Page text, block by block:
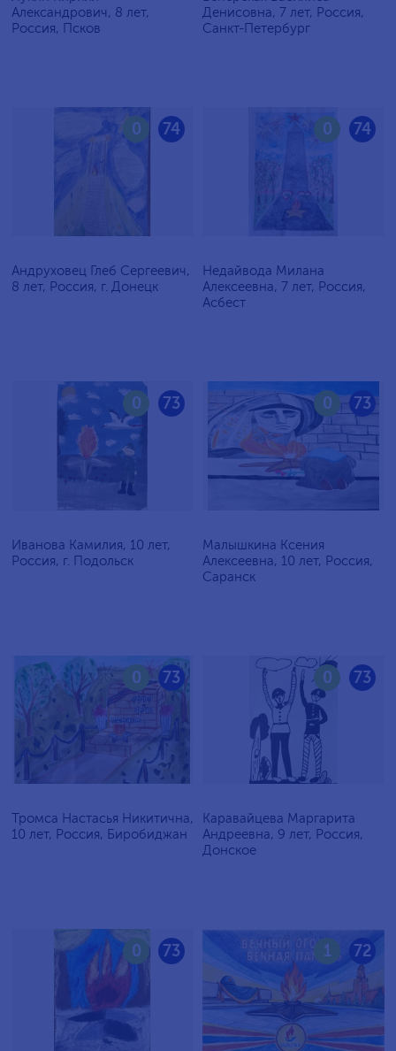
Александрович, 8 лет,
Россия, Псков
Денисовна, 7 лет, Россия,
Санкт-Петербург
74
0
Андруховец Глеб Сергеевич,
8 лет, Россия, г. Донецк
74
0
Недайвода Милана
Алексеевна, 7 лет, Россия,
Асбест
73
0
Иванова Камилия, 10 лет,
Россия, г. Подольск
73
0
Малышкина Ксения
Алексеевна, 10 лет, Россия,
Саранск
73
0
Тромса Настасья Никитична,
10 лет, Россия, Биробиджан
73
0
Каравайцева Маргарита
Андреевна, 9 лет, Россия,
Донское
73
0 72
1